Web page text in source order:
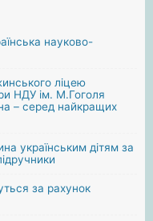
науково-
ліцею
НДУ ім. М.Гоголя
– серед найкращих
українським дітям за
за рахунок